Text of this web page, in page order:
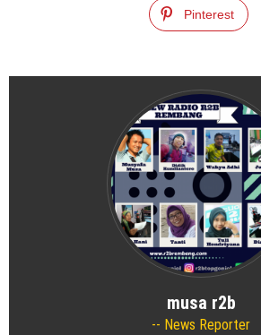
Pinterest
musa r2b
News Reporter